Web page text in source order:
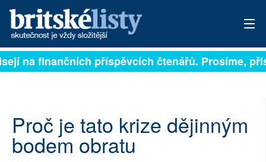
PŘIHLÁSIT
ARCHIV
ROZHOVORY
na finančních příspěvcích čtenářů. Prosíme,
Proč je tato krize dějinným
bodem obratu